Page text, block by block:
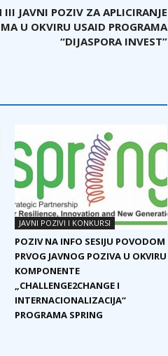
III JAVNI POZIV ZA APLICIRANJE
U OKVIRU USAID PROGRAMA
“DIJASPORA INVEST”
JAVNI POZIVI I KONKURSI
POZIV NA INFO SESIJU POVODOM
PRVOG JAVNOG POZIVA U OKVIRU
KOMPONENTE
„CHALLENGE2CHANGE I
INTERNACIONALIZACIJA“
PROGRAMA SPRING